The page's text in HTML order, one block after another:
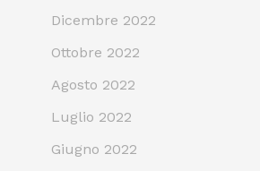
Dicembre 2022
Ottobre 2022
Agosto 2022
Luglio 2022
Giugno 2022